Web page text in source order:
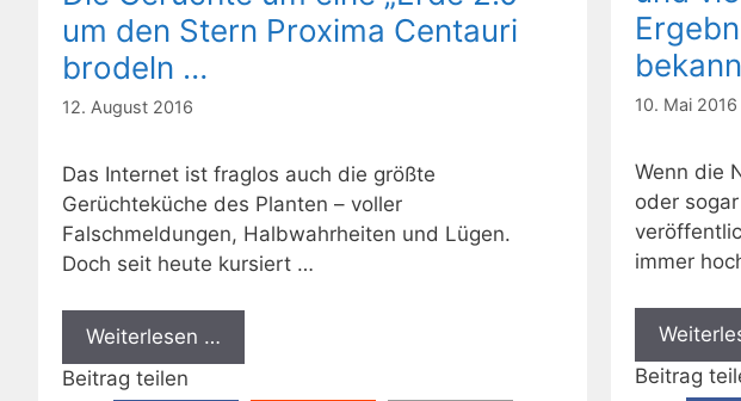
um den Stern Proxima Centauri
brodeln …
12. August 2016
Das Internet ist fraglos auch die größte
Gerüchteküche des Planten – voller
Falschmeldungen, Halbwahrheiten und Lügen.
Doch seit heute kursiert …
Weiterlesen …
Beitrag teilen
10. Mai 2016
Wenn die
oder
immer
Beitrag